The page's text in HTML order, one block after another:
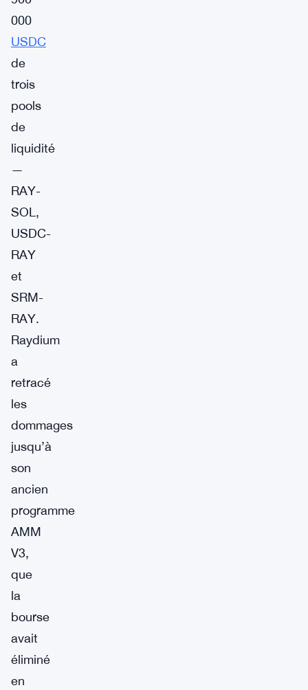
000
USDC
de
trois
pools
de
liquidité
—
RAY-
SOL,
USDC-
RAY
et
SRM-
RAY.
Raydium
a
retracé
les
dommages
jusqu’à
son
ancien
programme
AMM
V3,
que
la
bourse
avait
éliminé
en